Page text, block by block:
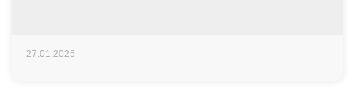
27.01.2025